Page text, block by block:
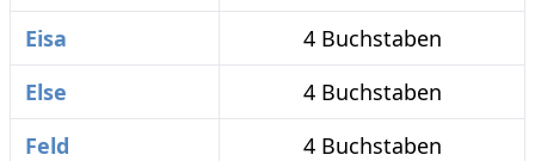
Eisa
4 Buchstaben
Else
4 Buchstaben
Feld
4 Buchstaben